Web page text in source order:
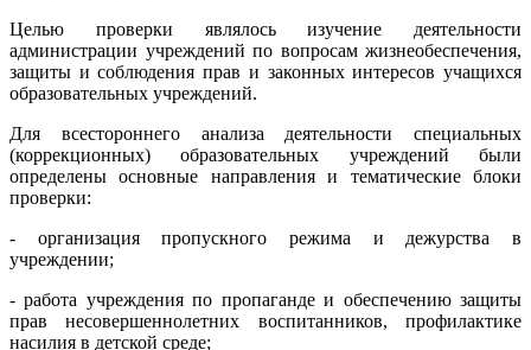
Целью
проверки являлось изучение
деятельности
администрации учреждений по вопросам жизнеобеспечения,
защиты исоблюдения прав и законных интересов учащихся
образовательных учреждений.
Для всестороннего анализа деятельности
специальных
(коррекционных)образовательных учреждений
были
определены
основные направленияи тематические
блоки
проверки:
- организация пропускного режима и дежурства в
учреждении;
-работа учреждения по пропагандеи обеспечению защиты
прав
несовершеннолетних воспитанников,профилактике
насилия в детской среде;